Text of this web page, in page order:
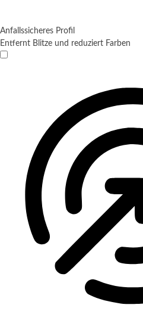
Anfallssicheres Profil
Entfernt Blitze und reduziert Farben